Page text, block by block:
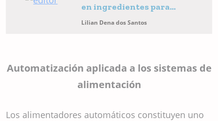
en ingredientes para
alimentación acuícola
Lilian Dena dos Santos
Automatización aplicada a los sistemas de
alimentación
Los alimentadores automáticos constituyen uno